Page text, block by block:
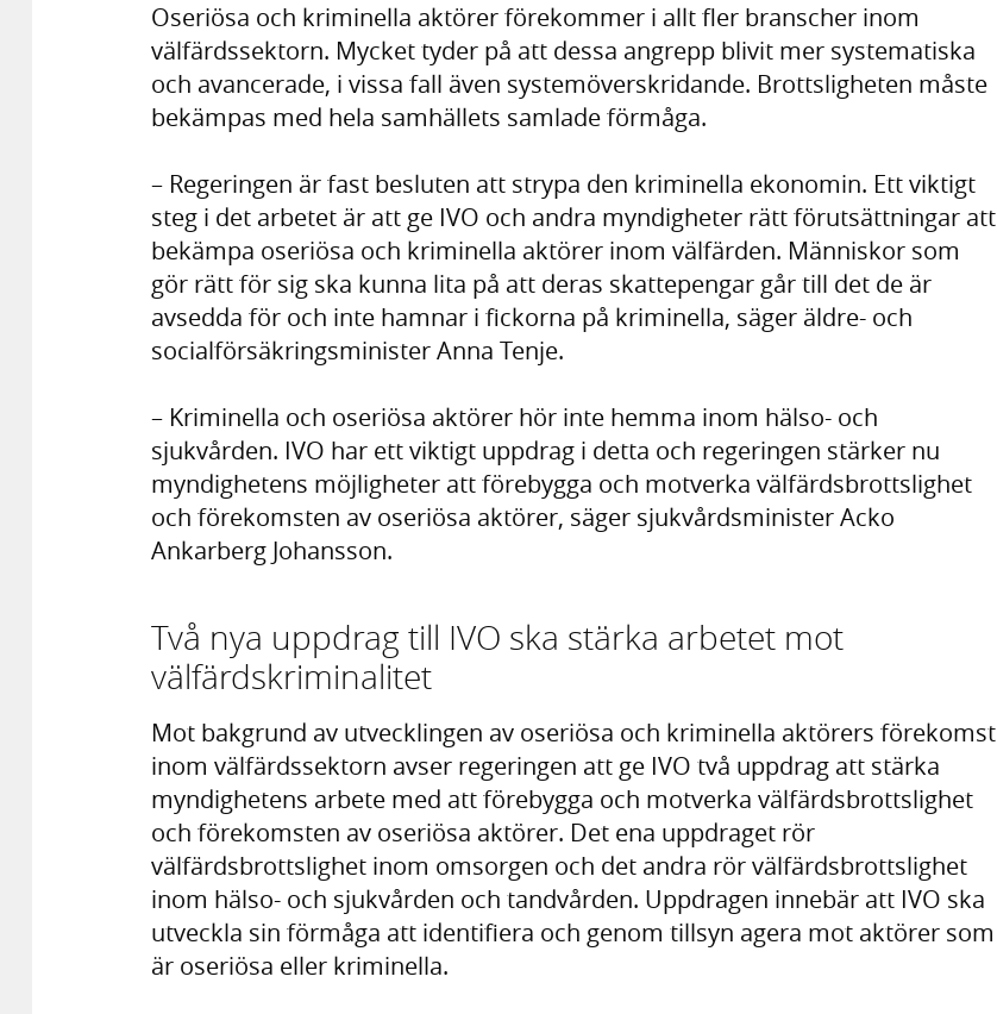
Oseriösa och kriminella aktörer förekommer i allt fler branscher inom
välfärdssektorn. Mycket tyder på att dessa angrepp blivit mer systematiska
och avancerade, i vissa fall även systemöverskridande. Brottsligheten måste
bekämpas med hela samhällets samlade förmåga.
– Regeringen är fast besluten att strypa den kriminella ekonomin. Ett viktigt
steg i det arbetet är att ge IVO och andra myndigheter rätt förutsättningar att
bekämpa oseriösa och kriminella aktörer inom välfärden. Människor som
gör rätt för sig ska kunna lita på att deras skattepengar går till det de är
avsedda för och inte hamnar i fickorna på kriminella, säger äldre- och
socialförsäkringsminister Anna Tenje.
– Kriminella och oseriösa aktörer hör inte hemma inom hälso- och
sjukvården. IVO har ett viktigt uppdrag i detta och regeringen stärker nu
myndighetens möjligheter att förebygga och motverka välfärdsbrottslighet
och förekomsten av oseriösa aktörer, säger sjukvårdsminister Acko
Ankarberg Johansson.
Två nya uppdrag till IVO ska stärka arbetet mot
välfärdskriminalitet
Mot bakgrund av utvecklingen av oseriösa och kriminella aktörers förekomst
inom välfärdssektorn avser regeringen att ge IVO två uppdrag att stärka
myndighetens arbete med att förebygga och motverka välfärdsbrottslighet
och förekomsten av oseriösa aktörer. Det ena uppdraget rör
välfärdsbrottslighet inom omsorgen och det andra rör välfärdsbrottslighet
inom hälso- och sjukvården och tandvården. Uppdragen innebär att IVO ska
utveckla sin förmåga att identifiera och genom tillsyn agera mot aktörer som
är oseriösa eller kriminella.